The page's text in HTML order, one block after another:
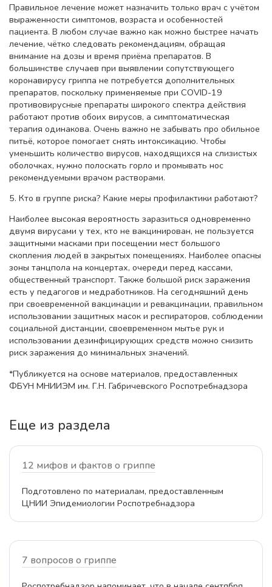
Правильное лечение может назначить только врач с учётом
выраженности симптомов, возраста и особенностей
пациента. В любом случае важно как можно быстрее начать
лечение, чётко следовать рекомендациям, обращая
внимание на дозы и время приёма препаратов. В
большинстве случаев при выявлении сопутствующего
коронавирусу гриппа не потребуется дополнительных
препаратов, поскольку применяемые при COVID-19
противовирусные препараты широкого спектра действия
работают против обоих вирусов, а симптоматическая
терапия одинакова. Очень важно не забывать про обильное
питьё, которое помогает снять интоксикацию. Чтобы
уменьшить количество вирусов, находящихся на слизистых
оболочках, нужно полоскать горло и промывать нос
рекомендуемыми врачом растворами.
5. Кто в группе риска? Какие меры профилактики работают?
Наиболее высокая вероятность заразиться одновременно
двумя вирусами у тех, кто не вакцинирован, не пользуется
защитными масками при посещении мест большого
скопления людей в закрытых помещениях. Наиболее опасны
зоны танцпола на концертах, очереди перед кассами,
общественный транспорт. Также большой риск заражения
есть у педагогов и медработников. На сегодняшний день
при своевременной вакцинации и ревакцинации, правильном
использовании защитных масок и респираторов, соблюдении
социальной дистанции, своевременном мытье рук и
использовании дезинфицирующих средств можно снизить
риск заражения до минимальных значений.
*Публикуется на основе материалов, предоставленных
ФБУН МНИИЭМ им. Г.Н. Габричевского Роспотребнадзора
Еще из раздела
12 мифов и фактов о гриппе
Подготовлено по материалам, предоставленным
ЦНИИ Эпидемиологии Роспотребнадзора
7 вопросов о гриппе